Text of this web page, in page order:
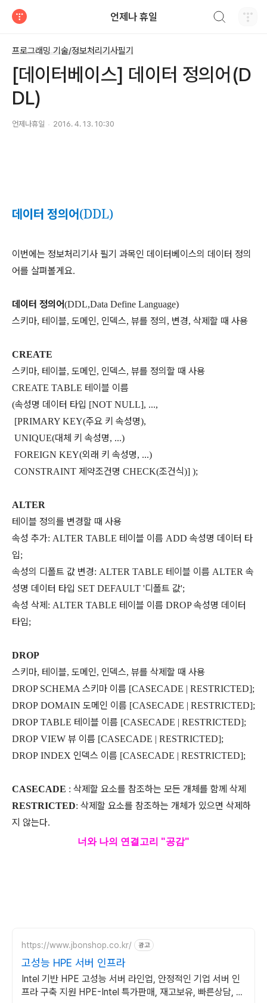
언제나 휴일
프로그래밍 기술/정보처리기사필기
[데이터베이스] 데이터 정의어(D
DL)
언제나휴일 2016. 4. 13. 10:30
데이터 정의어(DDL)
이번에는 정보처리기사 필기 과목인 데이터베이스의 데이터 정의
어를 살펴볼게요.
데이터 정의어(DDL,Data Define Language)
스키마, 테이블, 도메인, 인덱스, 뷰를 정의 , 변경, 삭제할 때 사용
CREATE
스키마, 테이블, 도메인, 인덱스, 뷰를 정의할 때 사용
CREATE TABLE 테이블 이름
(속성명 데이터 타입 [NOT NULL], ...,
[PRIMARY KEY(주요 키 속성명),
UNIQUE(대체 키 속성명, ...)
FOREIGN KEY(외래 키 속성명, ...)
CONSTRAINT 제약조건명 CHECK(조건식)] );
ALTER
테이블 정의를 변경할 때 사용
속성 추가: ALTER TABLE 테이블 이름 ADD 속성명 데이터 타
입;
속성의 디폴트 값 변경: ALTER TABLE 테이블 이름 ALTER 속
성명 데이터 타입 SET DEFAULT '디폴트 값';
속성 삭제 : ALTER TABLE 테이블 이름 DROP속성명 데이터
타입;
DROP
스키마, 테이블, 도메인, 인덱스, 뷰를 삭제할 때 사용
DROP SCHEMA 스키마 이름 [CASECADE | RESTRICTED];
DROP DOMAIN 도메인 이름 [CASECADE | RESTRICTED];
DROP TABLE 테이블 이름 [CASECADE | RESTRICTED];
DROP VIEW 뷰 이름 [CASECADE | RESTRICTED];
DROP INDEX 인덱스 이름 [CASECADE | RESTRICTED];
CASECADE : 삭제할 요소를 참조하는 모든 개체를 함께 삭제
RESTRICTED: 삭제할 요소를 참조하는 개체가 있으면 삭제하
지 않는다.
너와 나의 연결고리 "공감"
https://www.jbonshop.co.kr/ 광고
고성능 HPE 서버 인프라
Intel 기반 HPE 고성능 서버 라인업, 안정적인 기업 서버 인
프라 구축 지원 HPE-Intel 특가판매, 재고보유, 빠른상담, 기